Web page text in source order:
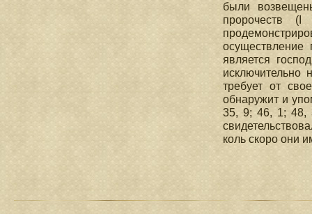
были
пророчеств (I
осуществление
является
исключительно
требует от
обнаружит и
35, 9; 46, 1; 48,
коль скоро они